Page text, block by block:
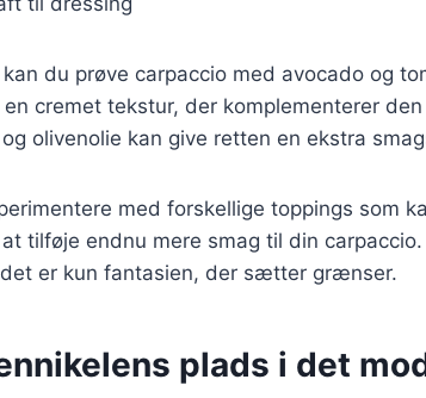
du prøve carpaccio med avocado og
cremet tekstur, der komplementerer
olivenolie kan give retten en ekstra
med forskellige toppings som
tilføje endnu mere smag til din
er kun fantasien, der sætter grænser.
plads i det